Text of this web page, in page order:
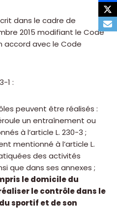
dans le cadre de
2015 modifiant le Code
accord avec le Code
1 :
peuvent être réalisés :
un entraînement ou
à l’article L. 230-3 ;
mentionné à l’article L.
des activités
que dans ses annexes ;
le domicile du
le contrôle dans le
sportif et de son